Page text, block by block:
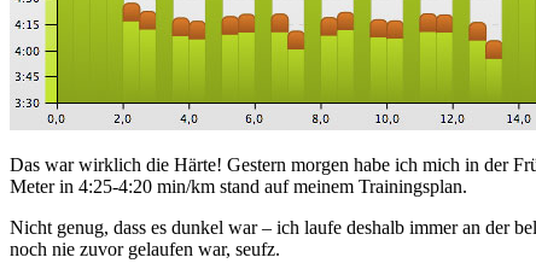
Das war wirklich die Härte! Gestern morgen habe ich mich in der
Meter in 4:25-4:20 min/km stand auf meinem Trainingsplan.
Nicht genug, dass es dunkel war – ich laufe deshalb immer an der
noch nie zuvor gelaufen war, seufz.